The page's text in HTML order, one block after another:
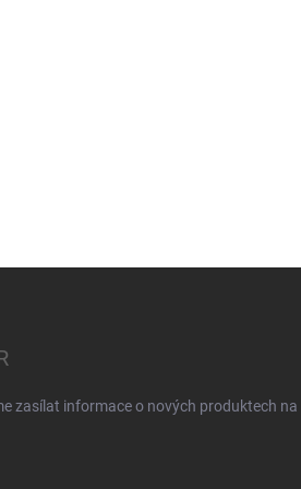
zasílat informace o nových produktech na